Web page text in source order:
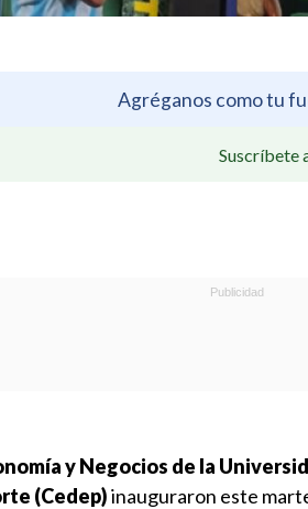
Agréganos como tu
Suscríbete
y Negocios de la
(Cedep)inauguraron este